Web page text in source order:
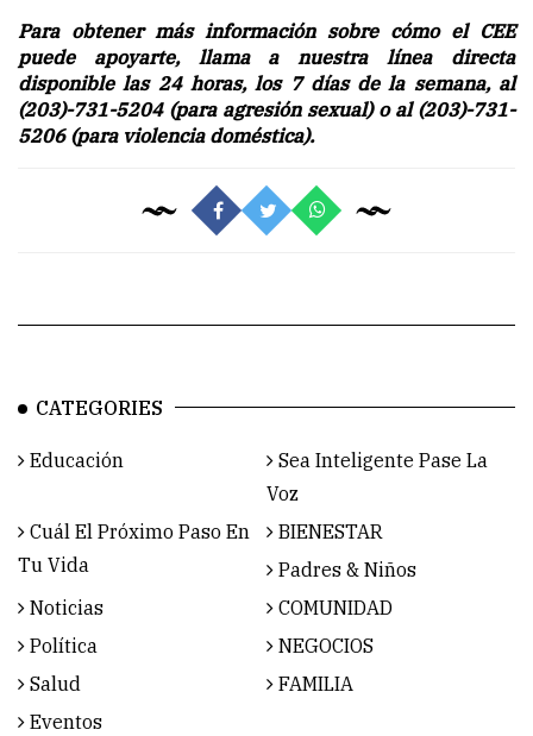
Para obtener más información sobre cómo el CEE
puede apoyarte, llama a nuestra línea directa
disponible las 24 horas, los 7 días de la semana, al
(203)-731-5204 (para agresión sexual) o al (203)-731-
5206 (para violencia doméstica).
CATEGORIES
Educación
Sea Inteligente Pase La
Voz
Cuál El Próximo Paso En
Tu Vida
BIENESTAR
Padres & Niños
Noticias
COMUNIDAD
Política
NEGOCIOS
Salud
FAMILIA
Eventos